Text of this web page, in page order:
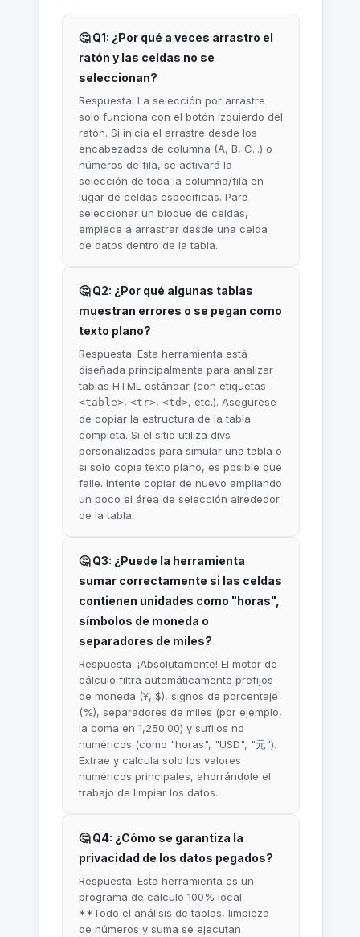
🤔 Q1: ¿Por qué a veces arrastro el
ratón y las celdas no se
seleccionan?
Respuesta: La selección por arrastre
solo funciona con el botón izquierdo del
ratón. Si inicia el arrastre desde los
encabezados de columna (A, B, C...) o
números de fila, se activará la
selección de toda la columna/fila en
lugar de celdas específicas. Para
seleccionar un bloque de celdas,
empiece a arrastrar desde una celda
de datos dentro de la tabla.
🤔 Q2: ¿Por qué algunas tablas
muestran errores o se pegan como
texto plano?
Respuesta: Esta herramienta está
diseñada principalmente para analizar
tablas HTML estándar (con etiquetas
<table>, <tr>, <td>, etc.). Asegúrese
de copiar la estructura de la tabla
completa. Si el sitio utiliza divs
personalizados para simular una tabla o
si solo copia texto plano, es posible que
falle. Intente copiar de nuevo ampliando
un poco el área de selección alrededor
de la tabla.
🤔 Q3: ¿Puede la herramienta
sumar correctamente si las celdas
contienen unidades como "horas",
símbolos de moneda o
separadores de miles?
Respuesta: ¡Absolutamente! El motor de
cálculo filtra automáticamente prefijos
de moneda (¥, $), signos de porcentaje
(%), separadores de miles (por ejemplo,
la coma en 1,250.00) y sufijos no
numéricos (como "horas", "USD", "元").
Extrae y calcula solo los valores
numéricos principales, ahorrándole el
trabajo de limpiar los datos.
🤔 Q4: ¿Cómo se garantiza la
privacidad de los datos pegados?
Respuesta: Esta herramienta es un
programa de cálculo 100% local.
**Todo el análisis de tablas, limpieza
de números y suma se ejecutan